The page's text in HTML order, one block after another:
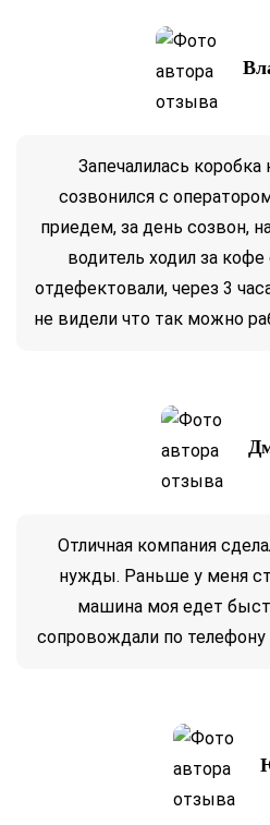
Запечалилась
созвонился с
приедем, за день созвон,
водитель ходил за
отдефектовали, через 3
не видели что так можно
Отличная компания
нужды. Раньше у меня
машина моя едет
сопровождали по